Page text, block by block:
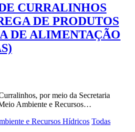
CURRALINHOS
DE PRODUTOS
DE ALIMENTAÇÃO
por meio da Secretaria
Ambiente e Recursos…
e Recursos Hídricos Todas